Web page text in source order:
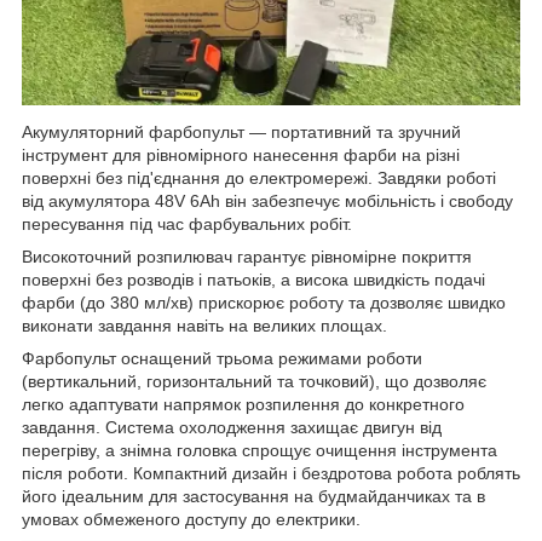
Акумуляторний фарбопульт — портативний та зручний
інструмент для рівномірного нанесення фарби на різні
поверхні без під'єднання до електромережі. Завдяки роботі
від акумулятора 48V 6Ah він забезпечує мобільність і свободу
пересування під час фарбувальних робіт.
Високоточний розпилювач гарантує рівномірне покриття
поверхні без розводів і патьоків, а висока швидкість подачі
фарби (до 380 мл/хв) прискорює роботу та дозволяє швидко
виконати завдання навіть на великих площах.
Фарбопульт оснащений трьома режимами роботи
(вертикальний, горизонтальний та точковий), що дозволяє
легко адаптувати напрямок розпилення до конкретного
завдання. Система охолодження захищає двигун від
перегріву, а знімна головка спрощує очищення інструмента
після роботи. Компактний дизайн і бездротова робота роблять
його ідеальним для застосування на будмайданчиках та в
умовах обмеженого доступу до електрики.